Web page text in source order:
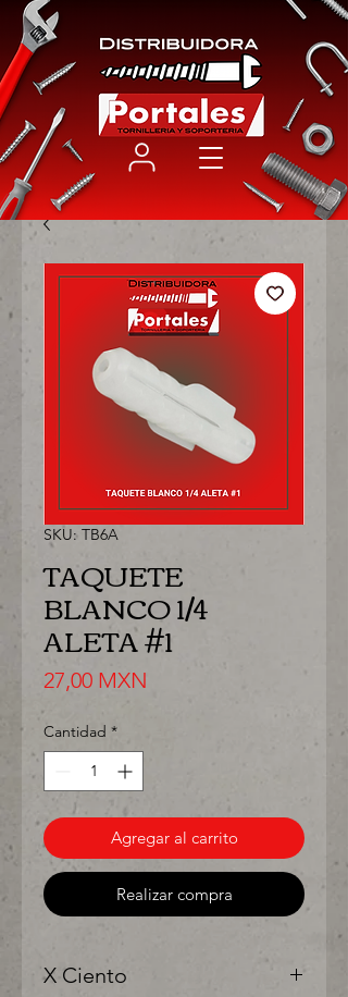
SKU: TB6A
TAQUETE
BLANCO 1/4
ALETA #1
27,00 MXN
Cantidad *
Agregar al carrito
Realizar compra
X Ciento